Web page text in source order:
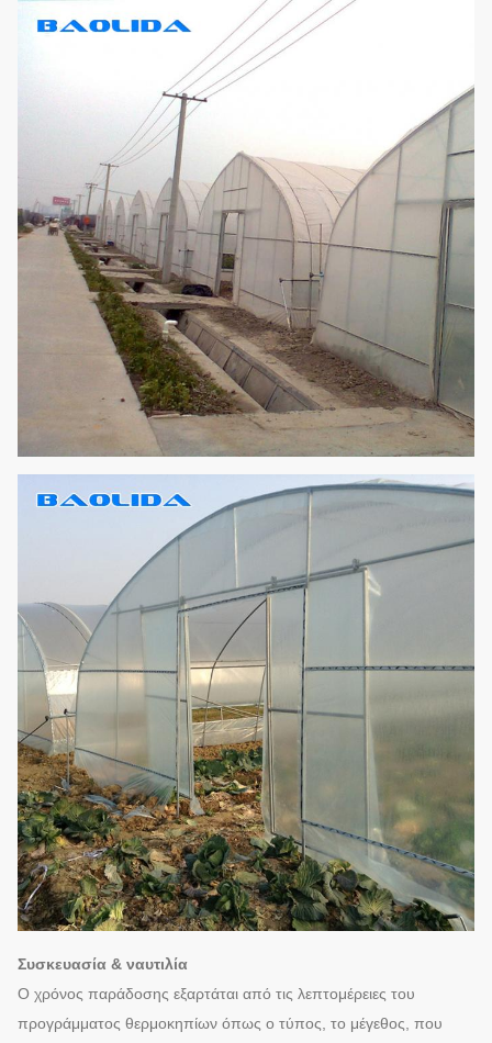
Συσκευασία & ναυτιλία
Ο χρόνος παράδοσης εξαρτάται από τις λεπτομέρειες του
προγράμματος θερμοκηπίων όπως ο τύπος, το μέγεθος, που